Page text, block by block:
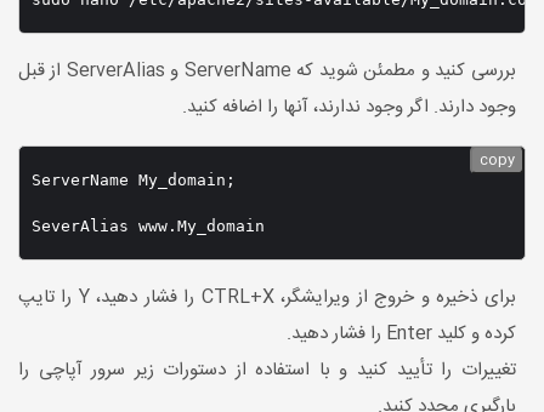
بررسی کنید و مطمئن شوید که ServerName و ServerAlias ​​از قبل
وجود دارند. اگر وجود ندارند، آنها را اضافه کنید.
ServerName My_domain;
copy
برای ذخیره و خروج از ویرایشگر، CTRL+X را فشار دهید، Y را تایپ
کرده و کلید Enter را فشار دهید.
تغییرات را تأیید کنید و با استفاده از دستورات زیر سرور آپاچی را